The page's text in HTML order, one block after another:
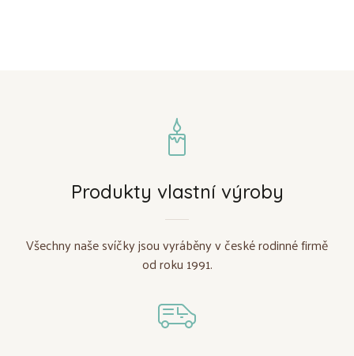
Produkty vlastní výroby
Všechny naše svíčky jsou vyráběny v české rodinné firmě
od roku 1991.